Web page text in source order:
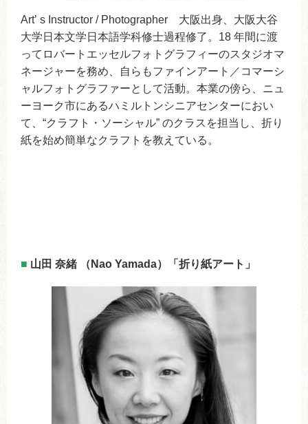
Artʼ s Instructor / Photographer 大阪出身、大阪大谷
大学日本文学日本語学科修士過程修了。18 年間に渡
ってロバートエッセルフォトグラフィーのスタジオマ
ネージャーを務め、自らもファインアート／コマーシ
ャルフォトグラファーとして活動。本業の傍ら、ニュ
ーヨーク市にあるハミルトンシニアセンターにおい
て、“クラフト・ソーシャル” のクラスを担当し、折り
紙を始め簡単なクラフトを教えている。
■ 山田 奈緒 （Nao Yamada）「折り紙アート」